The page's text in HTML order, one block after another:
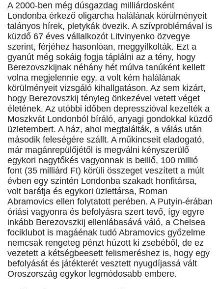
A 2000-ben még dúsgazdag milliárdosként
Londonba érkező oligarcha halálának körülményeit
talányos hírek, pletykák övezik. A szívproblémával is
küzdő 67 éves vállalkozót Litvinyenko özvegye
szerint, férjéhez hasonlóan, meggyilkolták. Ezt a
gyanút még sokáig fogja táplálni az a tény, hogy
Berezovszkijnak néhány hét múlva tanúként kellett
volna megjelennie egy, a volt kém halálának
körülményeit vizsgáló kihallgatáson. Az sem kizárt,
hogy Berezovszkij tényleg önkezével vetett véget
életének. Az utóbbi időben depresszióval kezelték a
Moszkvát Londonból bíráló, anyagi gondokkal küzdő
üzletembert. A ház, ahol megtalálták, a válás után
második feleségére szállt. A műkincseit eladogató,
már magánrepülőjétől is megválni kényszerülő
egykori nagytőkés vagyonnak is beillő, 100 millió
font (35 milliárd Ft) körüli összeget veszített a múlt
évben egy szintén Londonba szakadt honfitársa,
volt barátja és egykori üzlettársa, Roman
Abramovics ellen folytatott perében. A Putyin-érában
óriási vagyonra és befolyásra szert tevő, így egyre
inkább Berezovszkij ellenlábasává váló, a Chelsea
fociklubot is magáénak tudó Abramovics győzelme
nemcsak rengeteg pénzt húzott ki zsebéből, de ez
vezetett a kétségbeesett felismeréshez is, hogy egy
befolyását és játékterét vesztett nyugdíjassá vált
Oroszország egykor legmódosabb embere.